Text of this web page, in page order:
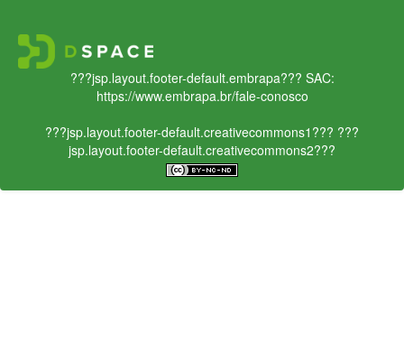
???jsp.layout.footer-default.embrapa??? SAC:
https://www.embrapa.br/fale-conosco
???jsp.layout.footer-default.creativecommons1??? ???
jsp.layout.footer-default.creativecommons2???